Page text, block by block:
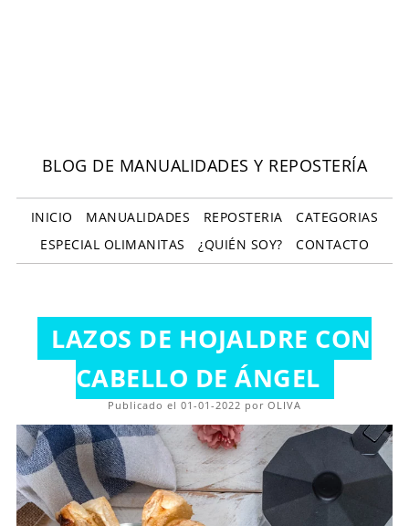
BLOG DE MANUALIDADES Y REPOSTERÍA
INICIO MANUALIDADES REPOSTERIA
CATEGORIAS
ESPECIAL OLIMANITAS
¿QUIÉN SOY? CONTACTO
LAZOS DE HOJALDRE CON
CABELLO DE ÁNGEL
Publicado el 01-01-2022 por OLIVA